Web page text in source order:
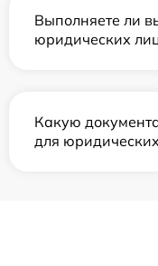
Выполняете ли
юридических
Какую
для